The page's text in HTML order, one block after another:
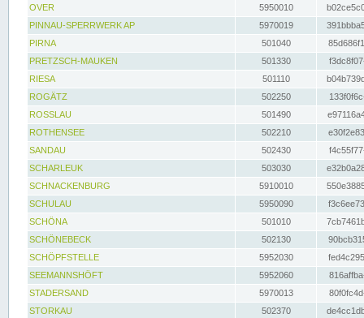
OVER
5950010
PINNAU-SPERRWERK AP
5970019
PIRNA
501040
PRETZSCH-MAUKEN
501330
RIESA
501110
ROGÄTZ
502250
ROSSLAU
501490
ROTHENSEE
502210
SANDAU
502430
SCHARLEUK
503030
SCHNACKENBURG
5910010
SCHULAU
5950090
SCHÖNA
501010
SCHÖNEBECK
502130
SCHÖPFSTELLE
5952030
SEEMANNSHÖFT
5952060
STADERSAND
5970013
STORKAU
502370